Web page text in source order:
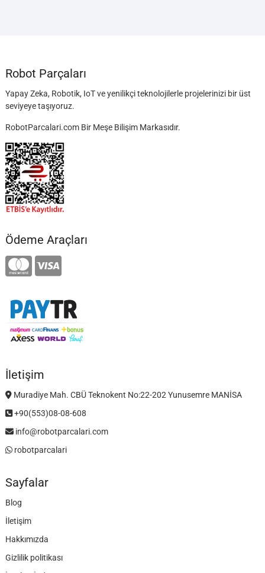
Robot Parçaları
Yapay Zeka, Robotik, IoT ve yenilikçi teknolojilerle projelerinizi bir üst
seviyeye taşıyoruz.
RobotParcalari.com Bir Meşe Bilişim Markasıdır.
Ödeme Araçları
İletişim
Muradiye Mah. CBÜ Teknokent No:22-202 Yunusemre MANİSA
+90(553)08-08-608
info@robotparcalari.com
robotparcalari
Sayfalar
Blog
İletişim
Hakkımızda
Gizlilik politikası